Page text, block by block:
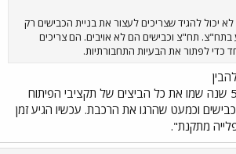
יכול להגיד שצריכים לעצור את בניית הכבישים רק
בתח"צ. תח"צ וכבישים הם לא אויבים. הם צריכים
כדי לפתור את הבעיות התחבורתיות.
שבמשך 50 שנה שמו את כל הביצים של תקציבי הפיתוח
וכמעט שהרגו את הרכבת. עכשיו הגיע זמן
מתקנת".